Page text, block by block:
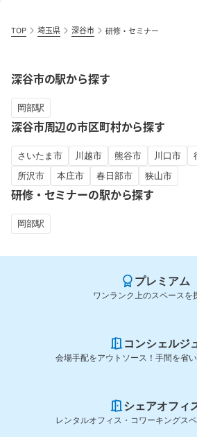
TOP 埼玉県 深谷市 研修・セミナー
深谷市の駅から探す
岡部駅
深谷市周辺の市区町村から探す
さいたま市 川越市 熊谷市 川口市
所沢市
本庄市 春日部市 狭山市
研修・セミナーの駅から探す
岡部駅
プレミアム
ワンランク上のスペースを
コンシェルジ
会場手配をアウトソース！手間を省
シェアオフィ
レンタルオフィス・コワーキングス